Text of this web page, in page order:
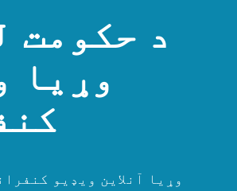
د حکومت
وړیا
وړیا آنلاین ویډیو